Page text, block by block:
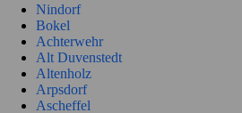
Nindorf
Bokel
Achterwehr
Alt Duvenstedt
Altenholz
Arpsdorf
Ascheffel